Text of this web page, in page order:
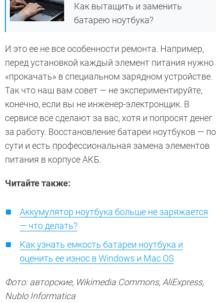
Как вытащить и заменить
батарею ноутбука?
И это ее не все особенности ремонта. Например,
перед установкой каждый элемент питания нужно
«прокачать» в специальном зарядном устройстве.
Так что наш вам совет — не экспериментируйте,
конечно, если вы не инженер-электронщик. В
сервисе все сделают за вас, хотя и попросят денег
за работу. Восстановление батареи ноутбуков — по
сути и есть профессиональная замена элементов
питания в корпусе АКБ.
Читайте также:
Аккумулятор ноутбука больше не заряжается
— что делать?
Как узнать емкость батареи ноутбука и
оценить ее износ в Windows и Mac OS
Фото: авторские, Wikimedia Commons, AliExpress,
Nublo Informatica